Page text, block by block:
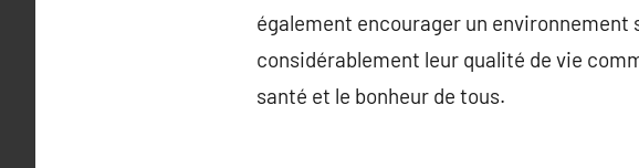
également encourager un
considérablement leur qualité de vie
santé et le bonheur de tous.